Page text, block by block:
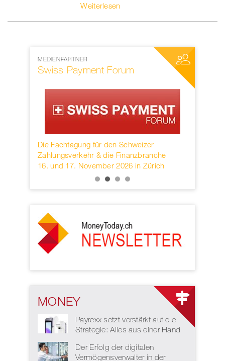
Weiterlesen
MEDIENPARTNER
Swiss Payment Forum
Die Fachtagung für den Schweizer
Zahlungsverkehr & die Finanzbranche
16. und 17. November 2026 in Zürich
MONEY
Payrexx setzt verstärkt auf die
Strategie: Alles aus einer Hand
Der Erfolg der digitalen
Vermögensverwalter in der